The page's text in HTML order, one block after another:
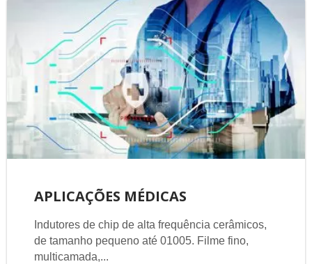
APLICAÇÕES MÉDICAS
Indutores de chip de alta frequência cerâmicos,
de tamanho pequeno até 01005. Filme fino,
multicamada,...